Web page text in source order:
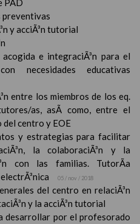
PAD
preventivas
y acciÃ³n tutorial
e integraciÃ³n para el
necesidades educativas
entre los miembros de los eq.
as, asÃ­ como, entre el
centro y EOE
y estrategias para facilitar
la colaboraciÃ³n y la
con las familias. TutorÃ­a
05 / nov / 2018
del centro en relaciÃ³n
y la acciÃ³n tutorial
desarrollar por el profesorado